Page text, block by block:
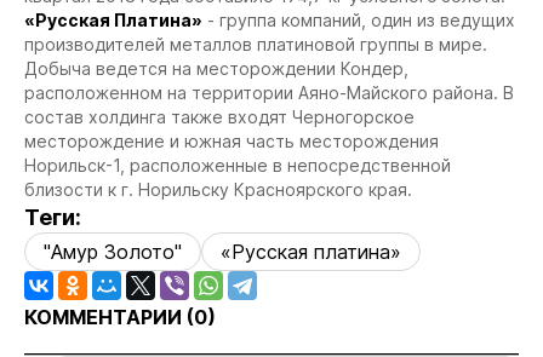
«Русская Платина» - группа компаний, один из ведущих
производителей металлов платиновой группы в мире.
Добыча ведется на месторождении Кондер,
расположенном на территории Аяно-Майского района. В
состав холдинга также входят Черногорское
месторождение и южная часть месторождения
Норильск-1, расположенные в непосредственной
близости к г. Норильску Красноярского края.
Теги:
"Амур Золото" «Русская платина»
КОММЕНТАРИИ (0)